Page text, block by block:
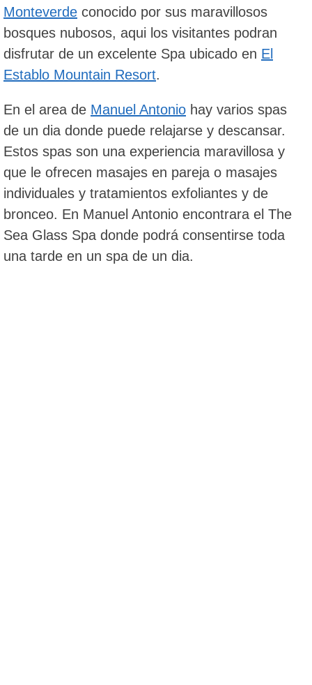
Monteverde conocido por sus maravillosos
bosques nubosos, aqui los visitantes podran
disfrutar de un excelente Spa ubicado en El
Establo Mountain Resort.
En el area de Manuel Antonio hay varios spas
de un dia donde puede relajarse y descansar.
Estos spas son una experiencia maravillosa y
que le ofrecen masajes en pareja o masajes
individuales y tratamientos exfoliantes y de
bronceo. En Manuel Antonio encontrara el The
Sea Glass Spa donde podrá consentirse toda
una tarde en un spa de un dia.